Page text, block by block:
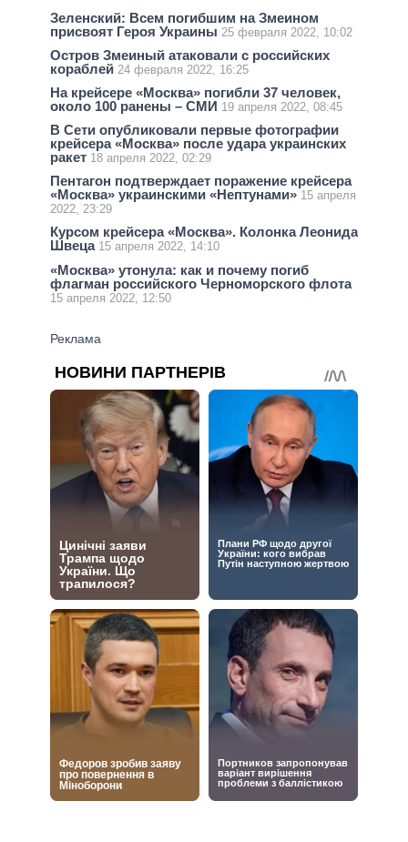
Зеленский: Всем погибшим на Змеином
присвоят Героя Украины 25 февраля 2022, 10:02
Остров Змеиный атаковали с российских
кораблей 24 февраля 2022, 16:25
На крейсере «Москва» погибли 37 человек,
около 100 ранены – СМИ 19 апреля 2022, 08:45
В Сети опубликовали первые фотографии
крейсера «Москва» после удара украинских
ракет 18 апреля 2022, 02:29
Пентагон подтверждает поражение крейсера
«Москва» украинскими «Нептунами» 15 апреля
2022, 23:29
Курсом крейсера «Москва». Колонка Леонида
Швеца 15 апреля 2022, 14:10
«Москва» утонула: как и почему погиб
флагман российского Черноморского флота
15 апреля 2022, 12:50